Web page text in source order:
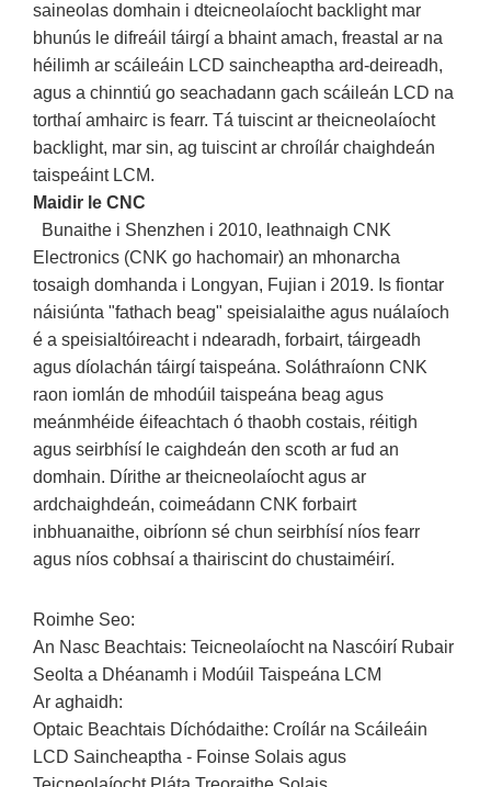
saineolas domhain i dteicneolaíocht backlight mar
bhunús le difreáil táirgí a bhaint amach, freastal ar na
héilimh ar scáileáin LCD saincheaptha ard-deireadh,
agus a chinntiú go seachadann gach scáileán LCD na
torthaí amhairc is fearr. Tá tuiscint ar theicneolaíocht
backlight, mar sin, ag tuiscint ar chroílár chaighdeán
taispeáint LCM.
Maidir le CNC
Bunaithe i Shenzhen i 2010, leathnaigh CNK
Electronics (CNK go hachomair) an mhonarcha
tosaigh domhanda i Longyan, Fujian i 2019. Is fiontar
náisiúnta "fathach beag" speisialaithe agus nuálaíoch
é a speisialtóireacht i ndearadh, forbairt, táirgeadh
agus díolachán táirgí taispeána. Soláthraíonn CNK
raon iomlán de mhodúil taispeána beag agus
meánmhéide éifeachtach ó thaobh costais, réitigh
agus seirbhísí le caighdeán den scoth ar fud an
domhain. Dírithe ar theicneolaíocht agus ar
ardchaighdeán, coimeádann CNK forbairt
inbhuanaithe, oibríonn sé chun seirbhísí níos fearr
agus níos cobhsaí a thairiscint do chustaiméirí.
Roimhe Seo:
An Nasc Beachtais: Teicneolaíocht na Nascóirí Rubair
Seolta a Dhéanamh i Modúil Taispeána LCM
Ar aghaidh:
Optaic Beachtais Díchódaithe: Croílár na Scáileáin
LCD Saincheaptha - Foinse Solais agus